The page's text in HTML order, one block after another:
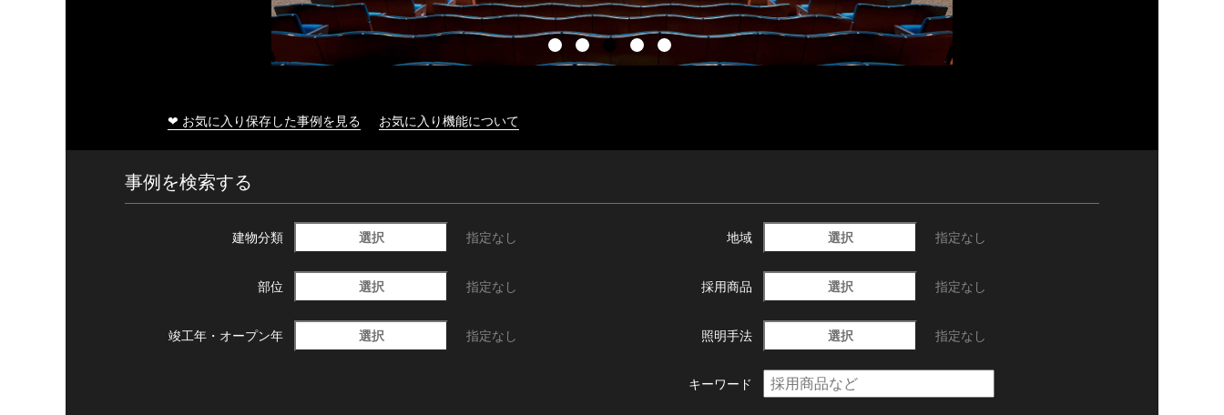
❤ お気に入り保存した事例を見る お気に入り機能について
事例を検索する
建物分類 選択 指定なし 地域 選択 指定なし
部位 選択 指定なし 採用商品 選択 指定なし
竣工年・ オープン年 選択 指定なし 照明手法 選択 指定なし
キーワード